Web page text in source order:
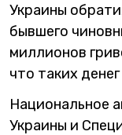
Украины
бывшего
миллионов
что таких денег
Национальное
Украины и